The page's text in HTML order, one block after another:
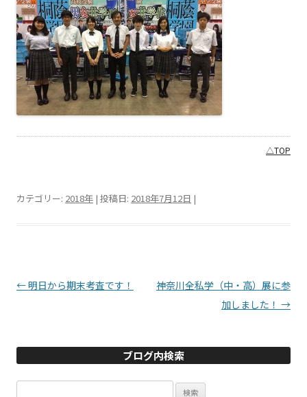
△TOP
カテゴリー: 2018年 | 投稿日: 2018年7月12日 |
投稿ナビゲーション
←明日から期末考査です！
神奈川全私学（中・高）展に参
加しました！ →
ブログ内検索